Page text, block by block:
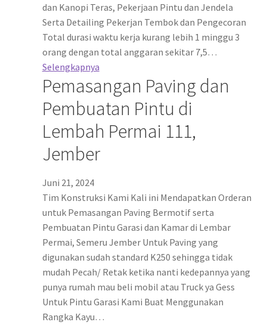
dan Kanopi Teras, Pekerjaan Pintu dan Jendela
Serta Detailing Pekerjan Tembok dan Pengecoran
Total durasi waktu kerja kurang lebih 1 minggu 3
orang dengan total anggaran sekitar 7,5…
Selengkapnya
Pemasangan Paving dan
Pembuatan Pintu di
Lembah Permai 111,
Jember
Juni 21, 2024
Tim Konstruksi Kami Kali ini Mendapatkan Orderan
untuk Pemasangan Paving Bermotif serta
Pembuatan Pintu Garasi dan Kamar di Lembar
Permai, Semeru Jember Untuk Paving yang
digunakan sudah standard K250 sehingga tidak
mudah Pecah/ Retak ketika nanti kedepannya yang
punya rumah mau beli mobil atau Truck ya Gess
Untuk Pintu Garasi Kami Buat Menggunakan
Rangka Kayu…